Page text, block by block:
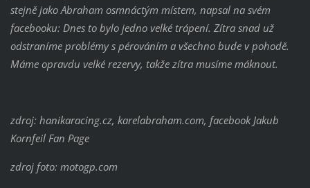
stejně jako Abraham osmnáctým místem, napsal na svém
facebooku: Dnes to bylo jedno velké trápení. Zítra snad už
odstraníme problémy s pérováním a všechno bude v pohodě.
Máme opravdu velké rezervy, takže zítra musíme máknout.
zdroj: hanikaracing.cz, karelabraham.com, facebook Jakub
Kornfeil Fan Page
zdroj foto: motogp.com